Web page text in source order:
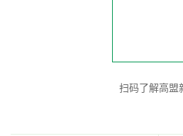
扫码了解高盟